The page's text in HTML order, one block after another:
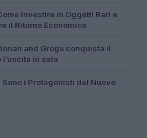
Investire in Oggetti Rari e
il Ritorno Economico
and Grogu conquista il
in sala
i Protagonisti del Nuovo